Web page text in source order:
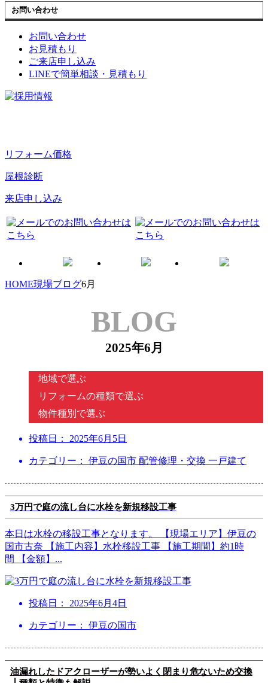
お問い合わせ
お問い合わせ
お見積もり
ご来店申し込み
LINEで簡単相談・見積もり
リフォーム価格
屋根診断
来店申し込み
HOME現場ブログ6月
BLOG
2025年6月
地域で選ぶ
リフォームの種類で選ぶ
物件種別で選ぶ
投稿日： 2025年6月5日
カテゴリー： 伊豆の国市 配管修理・交換 一戸建て
3万円で庭の流し台に水栓を新規移設工事
本日は水栓の移設工事となります。 【現場エリア】伊豆の
国市古奈 【施工内容】水栓移設工事 【施工期間】約1時
間 【金額】 ...
投稿日： 2025年6月4日
カテゴリー： 伊豆の国市
油漏れしたドアクローザーが勢いよく閉まり危ないため交換